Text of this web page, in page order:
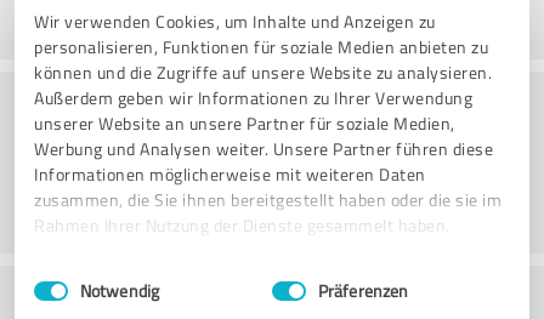
Wir verwenden Cookies, um Inhalte und Anzeigen zu
personalisieren, Funktionen für soziale Medien anbieten zu
können und die Zugriffe auf unsere Website zu analysieren.
Außerdem geben wir Informationen zu Ihrer Verwendung
unserer Website an unsere Partner für soziale Medien,
Werbung und Analysen weiter. Unsere Partner führen diese
Informationen möglicherweise mit weiteren Daten
zusammen, die Sie ihnen bereitgestellt haben oder die sie im
Rahmen Ihrer Nutzung der Dienste gesammelt haben.
Impressum Datenschutzbestimmungen
Einwilligungsauswahl
Notwendig Präferenzen
Rådgivning
Kundeservice